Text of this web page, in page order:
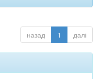
назад 1 далі